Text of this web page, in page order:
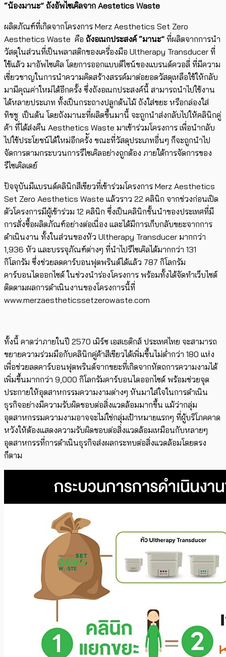
“น้องมานะ”​ ถังอัพไซเคิลจาก Aestetics Waste
ผลิตภัณฑ์ที่เกิดจากโครงการ Merz Aesthetics Set Zero
Aesthetics Waste คือ ถังอเนกประสงค์ “มานะ” ที่ผลิตจากการนำ
วัสดุในส่วนที่เป็นพลาสติกของเครื่องมือ Ultherapy Transducer ที่
ใช้แล้ว มาอัพไซเคิล โดยการออกแบบดีไซน์ของแบรนด์ควอลี่ ที่มีความ
เชี่ยวชาญในการนำความคิดสร้างสรรค์มาต่อยอดวัสดุเหลือใช้ให้กลับ
มามีคุณค่าใหม่ได้อีกครั้ง ซึ่งถังอเนกประสงค์นี้ สามารถนำไปใช้งาน
ได้หลายประเภท ทั้งเป็นกระถางปลูกต้นไม้ ถังใส่ขยะ หรือกล่องใส่
ทิชชู ​ เป็นต้น โดยถังมานะที่ผลิตขึ้นมานี้ จะถูกนำส่งกลับไปให้คลินิกคู่
ค้า ที่ได้ส่งคืน Aesthetics Waste มาเข้าร่วมโครงการ เพื่อนำกลับ
ไปใช้ประโยชน์ได้ใหม่อีกคร้ัง ขณะที่​วัสดุประเภทอื่นๆ ก็จะถูกนำไป
จัดการตามกระบวนการรีไซเคิลอย่างถูกต้อง ภายใต้การจัดการของ
รีไซเคิลเดย์
ปัจจุบัน​มีแบรนด์คลินิกสีเขียวที่เข้าร่วมโครงการ Merz Aesthetics
Set Zero Aesthetics Waste แล้วราว 22 ​คลินิก​ จากช่วงก่อนเปิด
ตัวโครงการมีผู้เข้าร่วม​ 12 คลินิก​​​ ​ซึ่งเป็นคลินิกชั้นนำของประเทศที่มี
การสั่งซื้อผลิตภัณฑ์อย่างต่อเนื่อง และได้มีการเก็บกลับขยะจากการ
ดำเนินงาน ทั้งในส่วนของหัว Ultherapy Transducer มากกว่า
1,936 หัว และบรรจุภัณฑ์ต่างๆ ที่นำไปรีไซเคิลได้มากกว่า 131
กิโลกรัม ซึ่งช่วยลดคาร์บอนฟุตพรินต์ได้แล้ว​ 787 กิโลกรัม
คาร์บอนไดออกไซด์ ในช่วงนำร่องโครงการ ​พร้อมทั้งได้​จัดทำเว็บไซต์
ติดตามผลการดำเนินงานของโครงการนี้ที่
www.merzaestheticssetzerowaste.com
ทั้งนี้ คาดว่าภายในปี 2570 เมิร์ซ เอสเธติกส์ ประเทศไทย ​จะสามารถ
ขยายความร่วมมือกับคลินิกคู่ค้าสีเขียวได้เพิ่มขึ้นไม่ต่ำกว่า 180 แห่ง
เพื่อช่วย​ลดคาร์บอนฟุตพรินต์จากขยะที่เกิดจากหัตถการความงามได้
เพิ่มขึ้นมากกว่า 9,000 กิโลกรัมคาร์บอนไดออกไซด์ พร้อมช่วยจุด
ประกายให้อุตสาหกรรมความงามต่างๆ หันมาใส่ใจในการดำเนิน
ธุรกิจอย่างมีความรับผิดชอบต่อสิ่งแวดล้อมมากขึ้น แม้ว่ากลุ่ม
อุตสาหกรรมความงามอาจจะไม่ใช่กลุ่มเป้าหมายแรกๆ ที่ผู้บริโภคคาด
หวังให้ต้องแสดงความรับผิดชอบต่อสิ่งแวดล้อมเหมือนกับหลายๆ
อุตสาหกรรที่การดำเนินธุรกิจส่งผลกระทบต่อสิ่งแวดล้อมโดยตรง
ก็ตาม